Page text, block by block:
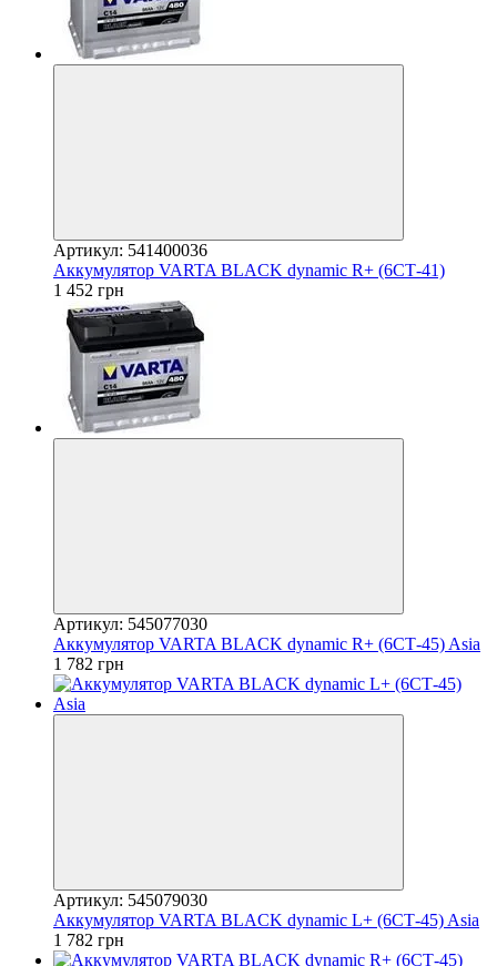
Артикул: 541400036
Аккумулятор VARTA BLACK dynamic R+ (6СТ-41)
1 452 грн
Артикул: 545077030
Аккумулятор VARTA BLACK dynamic R+ (6СТ-45) Asia
1 782 грн
Артикул: 545079030
Аккумулятор VARTA BLACK dynamic L+ (6СТ-45) Asia
1 782 грн